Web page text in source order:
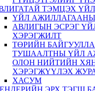
ТЭМЦЭХ
ҮЙЛ
АВЛИГЫН ЭСРЭГ
ХЭРЭГЖИЛТ
ТӨРИЙН
ТУШААЛТНЫ ҮЙЛ
ОЛОН НИЙТИЙН
ХЭРЭГЖҮҮЛЭХ
ХАСУМ
ЭРХ ТЭГШ